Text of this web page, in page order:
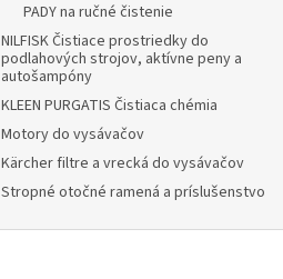
PADY na ručné čistenie
NILFISK Čistiace prostriedky do
podlahových strojov, aktívne peny a
autošampóny
KLEEN PURGATIS Čistiaca chémia
Motory do vysávačov
Kärcher filtre a vrecká do vysávačov
Stropné otočné ramená a príslušenstvo